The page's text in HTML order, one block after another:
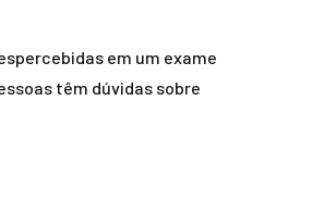
em um exame
têm dúvidas sobre